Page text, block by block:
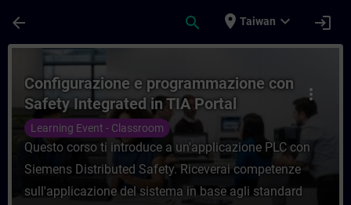
arrow_back search place Taiwan expand_more login
課程 - Configurazione e
more_vert
Configurazione e programmazione con
Safety Integrated in TIA Portal
Learning Event - Classroom
Questo corso ti introduce a un'applicazione PLC con
Siemens Distributed Safety. Riceverai competenze
sull'applicazione del sistema in base agli standard